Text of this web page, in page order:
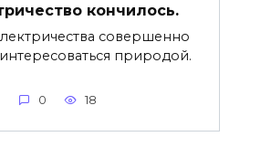
кончилось.
совершенно
природой.
0 18